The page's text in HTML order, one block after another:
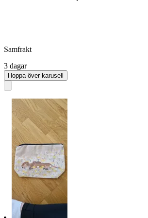
Samfrakt
3 dagar
Hoppa över karusell